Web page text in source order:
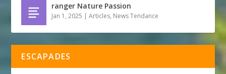
ranger Nature Passion
Jan 1, 2025 |Articles, News Tendance
ESCAPADES